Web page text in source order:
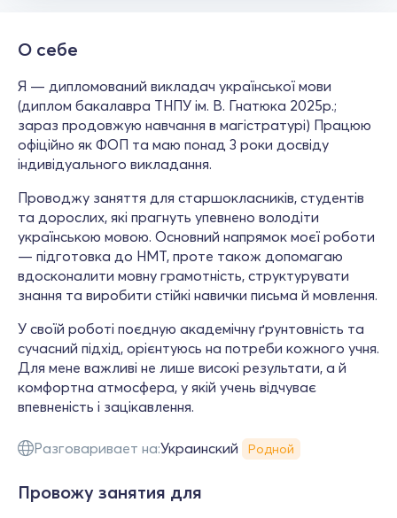
О себе
Я — дипломований викладач української мови
(диплом бакалавра ТНПУ ім. В. Гнатюка 2025р.;
зараз продовжую навчання в магістратурі) Працюю
офіційно як ФОП та маю понад 3 роки досвіду
індивідуального викладання.
Проводжу заняття для старшокласників, студентів
та дорослих, які прагнуть упевнено володіти
українською мовою. Основний напрямок моєї роботи
— підготовка до НМТ, проте також допомагаю
вдосконалити мовну грамотність, структурувати
знання та виробити стійкі навички письма й мовлення.
У своїй роботі поєдную академічну ґрунтовність та
сучасний підхід, орієнтуюсь на потреби кожного учня.
Для мене важливі не лише високі результати, а й
комфортна атмосфера, у якій учень відчуває
впевненість і зацікавлення.
Разговаривает на:Украинский Родной
Провожу занятия для